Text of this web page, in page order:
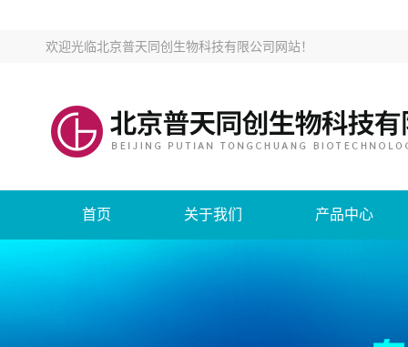
欢迎光临北京普天同创生物科技有限公司网站！
首页 关于我们 产品中心